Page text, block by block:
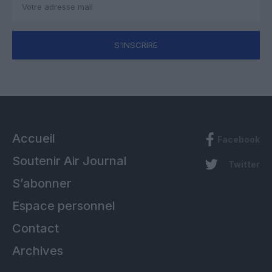
S'INSCRIRE
Accueil
Soutenir Air Journal
S’abonner
Espace personnel
Contact
Archives